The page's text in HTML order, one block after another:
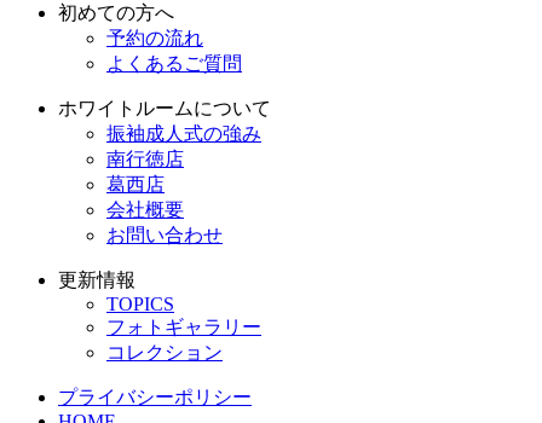
初めての方へ
予約の流れ
よくあるご質問
ホワイトルームについて
振袖成人式の強み
南行徳店
葛西店
会社概要
お問い合わせ
更新情報
TOPICS
フォトギャラリー
コレクション
プライバシーポリシー